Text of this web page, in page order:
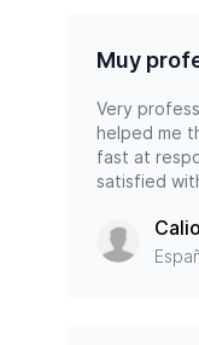
Muy
Very
helped me
fast at
satisfied